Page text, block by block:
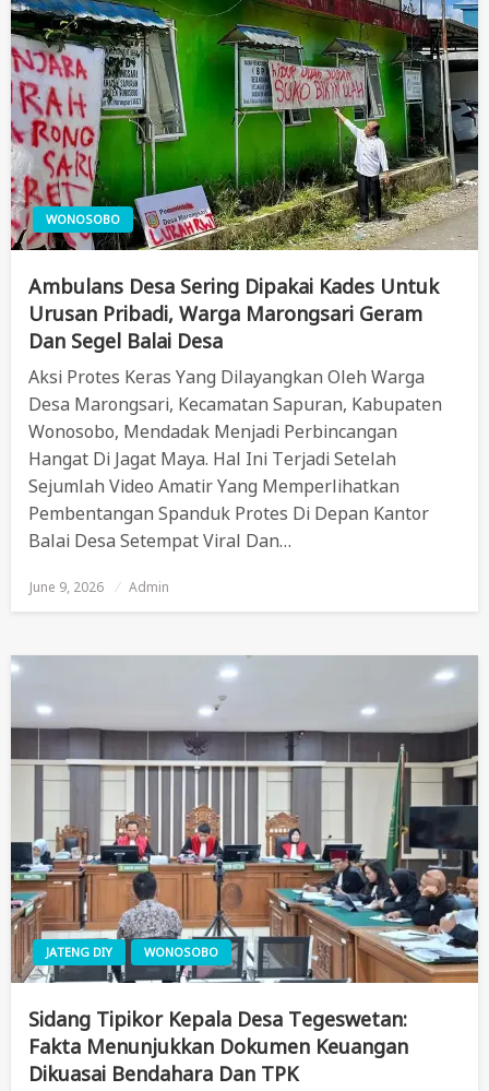
WONOSOBO
Ambulans Desa Sering Dipakai Kades Untuk
Urusan Pribadi, Warga Marongsari Geram
Dan Segel Balai Desa
Aksi Protes Keras Yang Dilayangkan Oleh Warga
Desa Marongsari, Kecamatan Sapuran, Kabupaten
Wonosobo, Mendadak Menjadi Perbincangan
Hangat Di Jagat Maya. Hal Ini Terjadi Setelah
Sejumlah Video Amatir Yang Memperlihatkan
Pembentangan Spanduk Protes Di Depan Kantor
Balai Desa Setempat Viral Dan…
Posted
June 9, 2026 Admin
JATENG DIY WONOSOBO
Sidang Tipikor Kepala Desa Tegeswetan:
Fakta Menunjukkan Dokumen Keuangan
Dikuasai Bendahara Dan TPK